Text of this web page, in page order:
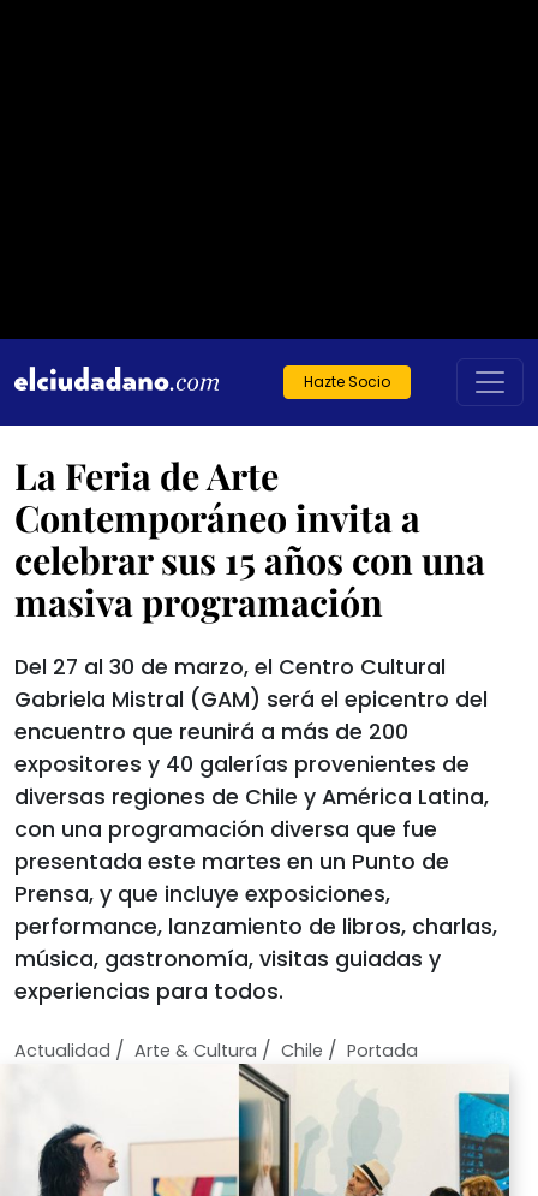
Hazte Socio
La Feria de Arte
Contemporáneo invita a
celebrar sus 15 años con una
masiva programación
Del 27 al 30 de marzo, el Centro Cultural
Gabriela Mistral (GAM) será el epicentro del
encuentro que reunirá a más de 200
expositores y 40 galerías provenientes de
diversas regiones de Chile y América Latina,
con una programación diversa que fue
presentada este martes en un Punto de
Prensa, y que incluye exposiciones,
performance, lanzamiento de libros, charlas,
música, gastronomía, visitas guiadas y
experiencias para todos.
Actualidad / Arte & Cultura / Chile / Portada